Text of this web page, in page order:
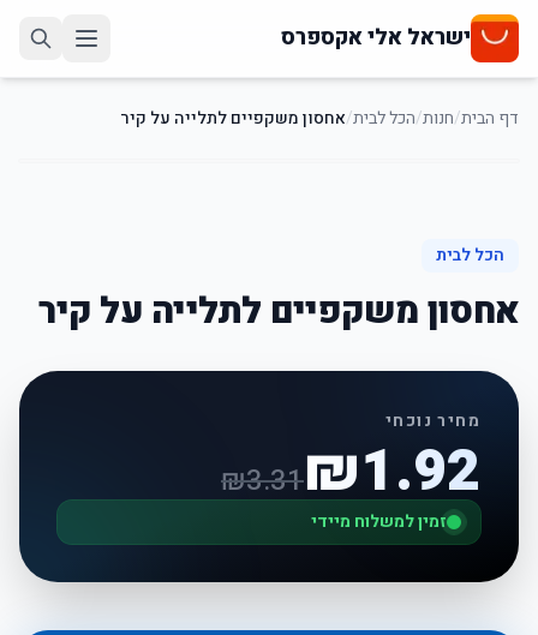
ישראל אלי אקספרס
דף הבית/חנות/הכל לבית/אחסון משקפיים לתלייה על קיר
הכל לבית
אחסון משקפיים לתלייה על קיר
מחיר נוכחי
₪1.92
₪3.31
זמין למשלוח מיידי